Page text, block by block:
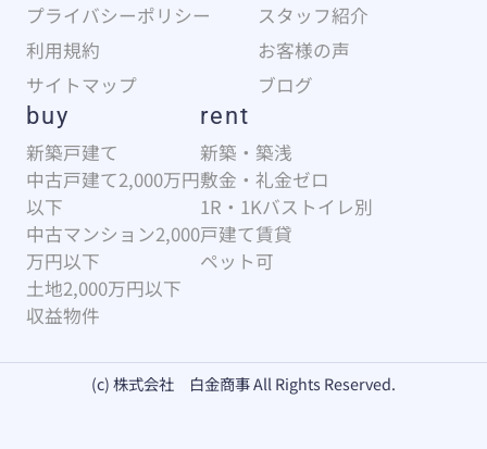
プライバシーポリシー
スタッフ紹介
利用規約
お客様の声
サイトマップ
ブログ
buy
新築戸建て
中古戸建て2,000万円
以下
中古マンション2,000
万円以下
土地2,000万円以下
収益物件
rent
新築・築浅
敷金・礼金ゼロ
1R・1Kバストイレ別
戸建て賃貸
ペット可
(c) 株式会社 白金商事 All Rights Reserved.